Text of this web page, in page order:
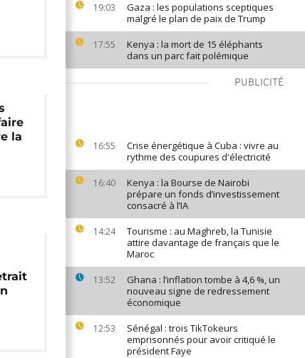
19:03
Gaza : les populations sceptiques
malgré le plan de paix de Trump
17:55
Kenya : la mort de 15 éléphants
dans un parc fait polémique
PUBLICITÉ
16:55
Crise énergétique à Cuba : vivre au
rythme des coupures d'électricité
16:40
Kenya : la Bourse de Nairobi
prépare un fonds d’investissement
consacré à l’IA
14:24
Tourisme : au Maghreb, la Tunisie
attire davantage de français que le
Maroc
13:52
Ghana : l’inflation tombe à 4,6 %, un
nouveau signe de redressement
économique
12:53
Sénégal : trois TikTokeurs
emprisonnés pour avoir critiqué le
président Faye
la